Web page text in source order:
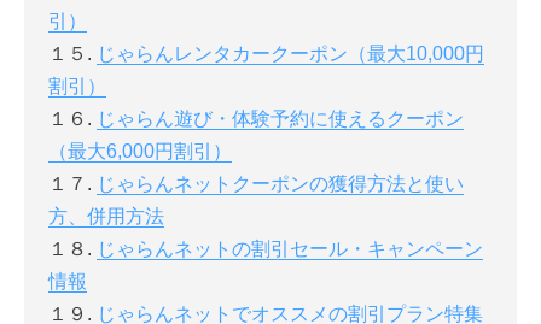
引）
１５. じゃらんレンタカークーポン（最大10,000円
割引）
１６. じゃらん遊び・体験予約に使えるクーポン
（最大6,000円割引）
１７. じゃらんネットクーポンの獲得方法と使い
方、併用方法
１８. じゃらんネットの割引セール・キャンペーン
情報
１９. じゃらんネットでオススメの割引プラン特集